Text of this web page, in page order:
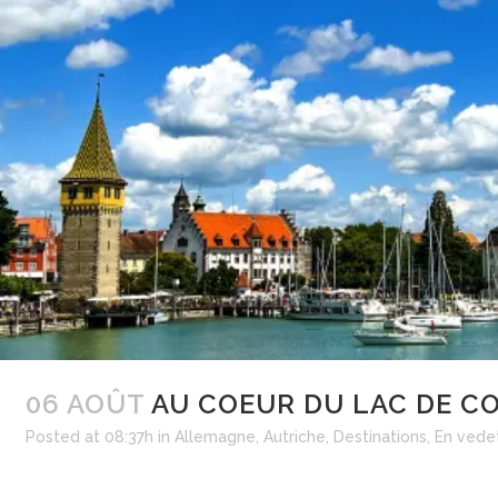
06 AOÛT AU COEUR DU LAC DE
Posted at 08:37h in Allemagne Autriche Destinations En